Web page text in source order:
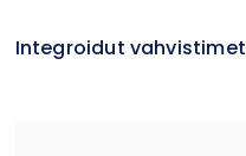
Integroidut vahvistimet